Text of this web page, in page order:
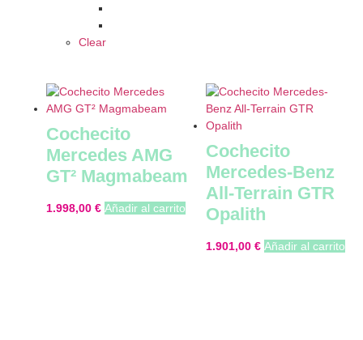
Clear
Cochecito
Mercedes AMG
GT² Magmabeam
1.998,00 € Añadir al carrito
Cochecito
Mercedes-Benz
All-Terrain GTR
Opalith
1.901,00 € Añadir al carrito